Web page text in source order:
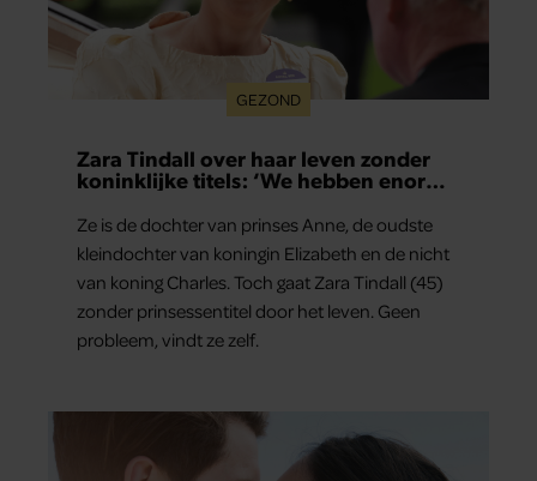
GEZOND
Zara Tindall over haar leven zonder
koninklijke titels: ‘We hebben enorm
Ze is de dochter van prinses Anne, de oudste
kleindochter van koningin Elizabeth en de nicht
van koning Charles. Toch gaat Zara Tindall (45)
zonder prinsessentitel door het leven. Geen
probleem, vindt ze zelf.